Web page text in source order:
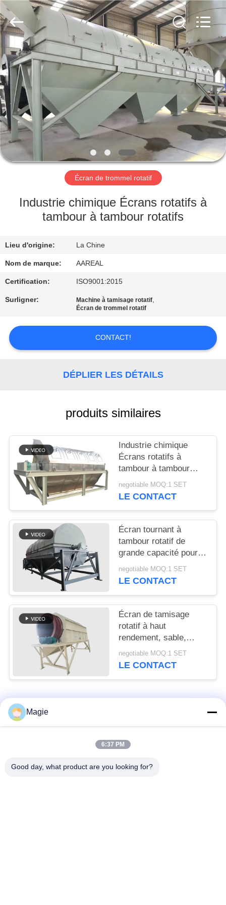
À
LA
MAISON
PRODUITS
À
PROPOS
NOUS
DE
L'USINE
CONTRÔLE
LA
QUALITÉ
UN DEVIS
PLAN
SITE
PRIVACY
POLICY
2026
Xinxiang
AAREAL
Machine
Co.,Ltd.
All
Reserved.
Écran de trommel rotatif
Industrie chimique Écrans rotatifs à
tambour à tambour rotatifs
Lieu d'origine: La Chine
Nom de marque: AAREAL
Certification: ISO9001:2015
Surligner: Machine à tamisage rotatif,
Écran de trommel rotatif
CONTACT!
DÉPLIER LES DÉTAILS
produits similaires
Industrie chimique
Écrans rotatifs à
tambour à tambour
rotatifs
negotiable MOQ:1 SET
LE CONTACT
Écran tournant à
tambour rotatif de
grande capacité pour
tamisage du sable et
du gravier
negotiable MOQ:1 SET
LE CONTACT
Écran de tamisage
rotatif à haut
rendement, sable,
gravier, pierre, écran à
tambour rotatif
negotiable MOQ:1 SET
LE CONTACT
Catégories populaires
Tamis rotatoire
Magie
6:37 PM
Good day, what product are you looking for?